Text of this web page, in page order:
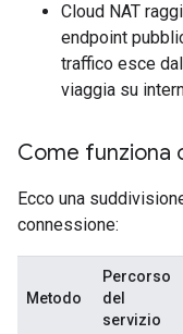
Cloud NAT
endpoint
traffico esce
viaggia su
Come funziona
Ecco una
connessione:
Metodo
Percorso
del
servizio